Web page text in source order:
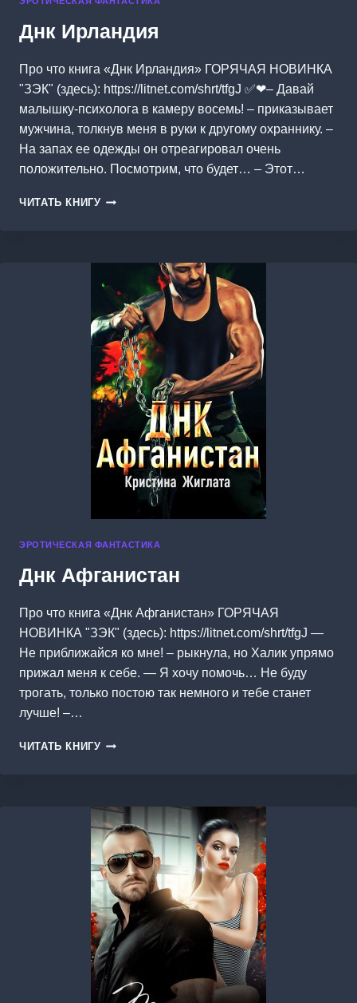
Днк Ирландия
Про что книга «Днк Ирландия» ГОРЯЧАЯ НОВИНКА
"ЗЭК" (здесь): https://litnet.com/shrt/tfgJ ✅❤– Давай
малышку-психолога в камеру восемь! – приказывает
мужчина, толкнув меня в руки к другому охраннику. –
На запах ее одежды он отреагировал очень
положительно. Посмотрим, что будет… – Этот…
ЧИТАТЬ КНИГУ ДНК
ЭРОТИЧЕСКАЯ ФАНТАСТИКА
Днк Афганистан
Про что книга «Днк Афганистан» ГОРЯЧАЯ
НОВИНКА "ЗЭК" (здесь): https://litnet.com/shrt/tfgJ —
Не приближайся ко мне! – рыкнула, но Халик упрямо
прижал меня к себе. — Я хочу помочь… Не буду
трогать, только постою так немного и тебе станет
лучше! –…
ЧИТАТЬ КНИГУ ДНК